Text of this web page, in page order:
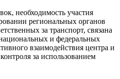
необходимость участия
региональных органов
за транспорт, связана
и федеральных
взаимодействия центра и
за использованием